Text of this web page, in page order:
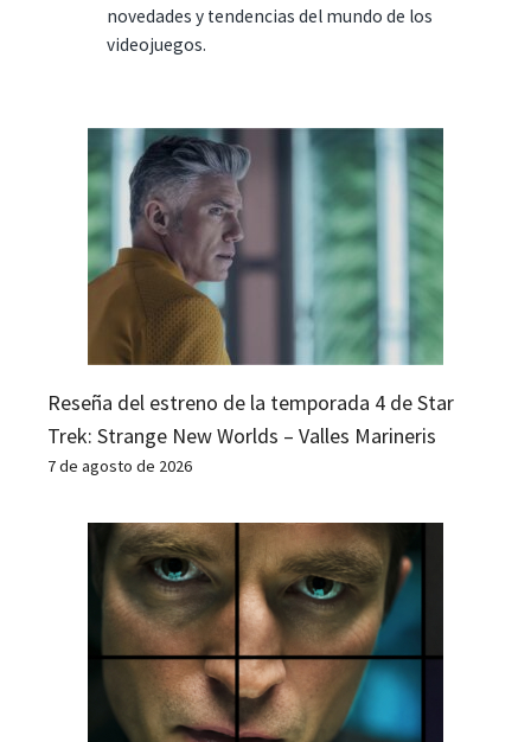
novedades y tendencias del mundo de los
videojuegos.
Reseña del estreno de la temporada 4 de Star
Trek: Strange New Worlds – Valles Marineris
7 de agosto de 2026